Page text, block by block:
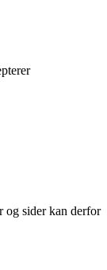
og sider kan derfor